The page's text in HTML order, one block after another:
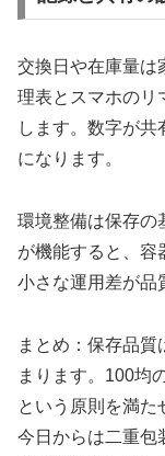
交換日や在庫量は
理表とスマホのリ
します。数字が
になります。
環境整備は保存の
が機能すると、容
小さな運用差が品
まとめ：保存品
まります。100均
という原則を満た
今日からは二重包